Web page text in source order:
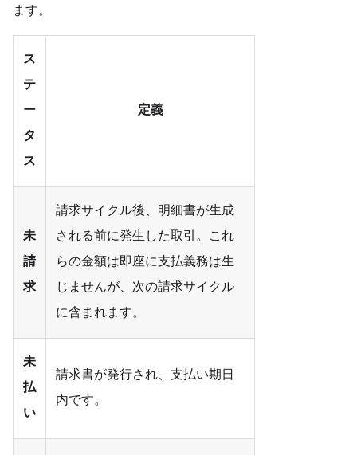
ます。
ス
テ
ー
タ
ス
定義
未
請
求
請求サイクル後、明細書が生成
される前に発生した取引。これ
らの金額は即座に支払義務は生
じませんが、次の請求サイクル
に含まれます。
未
払
い
請求書が発行され、支払い期日
内です。